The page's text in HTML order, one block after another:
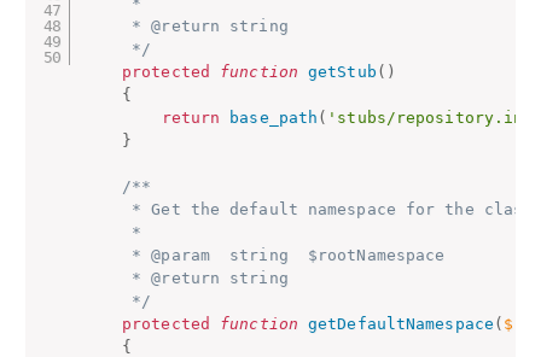
     * @return string
     */
protected
function getStub ( )
{
return
base_path ( 'stubs/
}
/**
* Get the default namespace for the
     *
     * @param  string  $rootNamespace
     * @return string
     */
protected
function getDefaultNamespace (
{